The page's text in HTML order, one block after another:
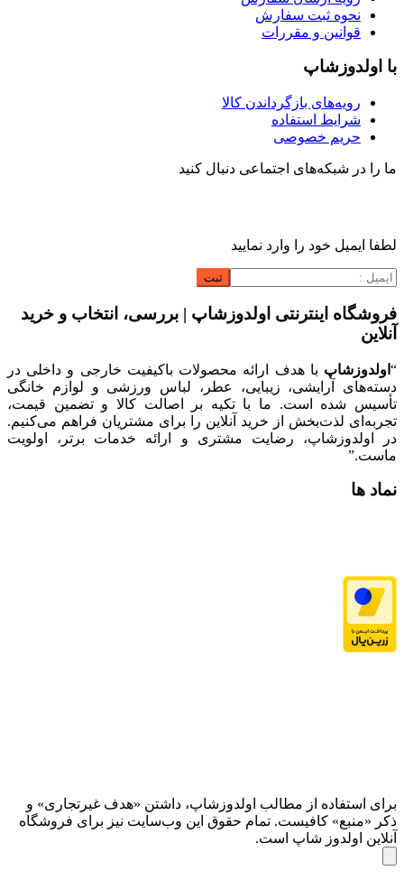
نحوه ثبت سفارش
قوانین و مقررات
با اولدوزشاپ
رویه‌های بازگرداندن کالا
شرایط استفاده
حریم خصوصی
ما را در شبکه‌های اجتماعی دنبال کنید
لطفا ایمیل خود را وارد نمایید
فروشگاه اینترنتی اولدوزشاپ | بررسی، انتخاب و خرید
آنلاین
“ اولدوزشاپ با هدف ارائه محصولات باکیفیت خارجی و داخلی در
دسته‌های آرایشی، زیبایی، عطر، لباس ورزشی و لوازم خانگی
تأسیس شده است. ما با تکیه بر اصالت کالا و تضمین قیمت،
تجربه‌ای لذت‌بخش از خرید آنلاین را برای مشتریان فراهم می‌کنیم.
در اولدوزشاپ، رضایت مشتری و ارائه خدمات برتر، اولویت
ماست.”
نماد ها
برای استفاده از مطالب اولدوزشاپ، داشتن «هدف غیرتجاری» و
ذکر «منبع» کافیست. تمام حقوق اين وب‌سايت نیز برای فروشگاه
آنلاین اولدوز شاپ است.